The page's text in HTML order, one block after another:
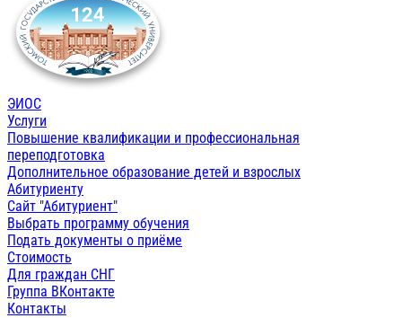
ЭИОС
Услуги
Повышение квалификации и профессиональная
переподготовка
Дополнительное образование детей и взрослых
Абитуриенту
Сайт "Абитуриент"
Выбрать программу обучения
Подать документы о приёме
Стоимость
Для граждан СНГ
Группа ВКонтакте
Контакты